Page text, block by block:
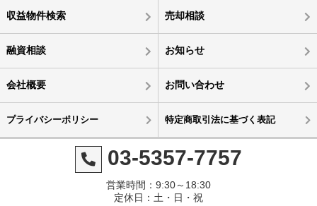
収益物件検索 売却相談
融資相談 お知らせ
会社概要 お問い合わせ
プライバシーポリシー 特定商取引法に基づく表記
03-5357-7757
営業時間：9:30～18:30
定休日：土・日・祝